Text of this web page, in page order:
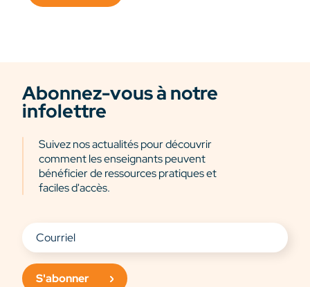
Abonnez-vous à notre
infolettre
Suivez nos actualités pour découvrir
comment les enseignants peuvent
bénéficier de ressources pratiques et
faciles d'accès.
S'abonner